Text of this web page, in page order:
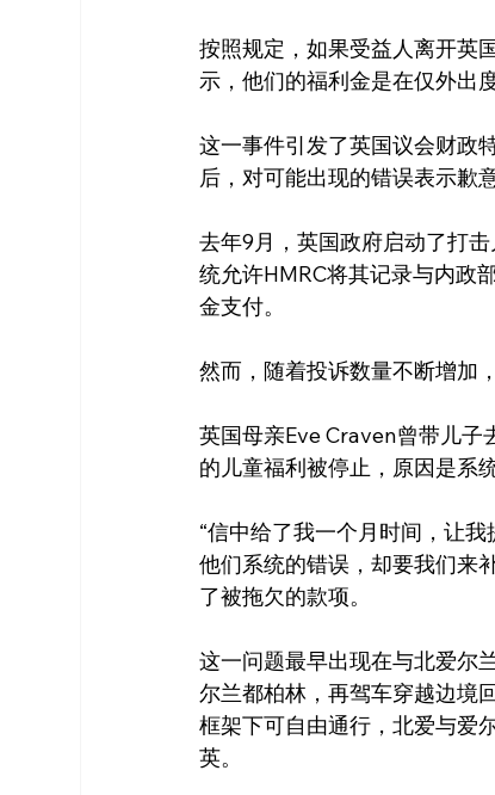
按照规定，如果受益人离开英
示，他们的福利金是在仅外出
这一事件引发了英国议会财政
后，对可能出现的错误表示歉
去年9月，英国政府启动了打
统允许HMRC将其记录与内政
金支付。
然而，随着投诉数量不断增加
英国母亲Eve Craven曾带儿子
的儿童福利被停止，原因是系
“信中给了我一个月时间，让
他们系统的错误，却要我们来
了被拖欠的款项。
这一问题最早出现在与北爱尔
尔兰都柏林，再驾车穿越边境
框架下可自由通行，北爱与爱
英。